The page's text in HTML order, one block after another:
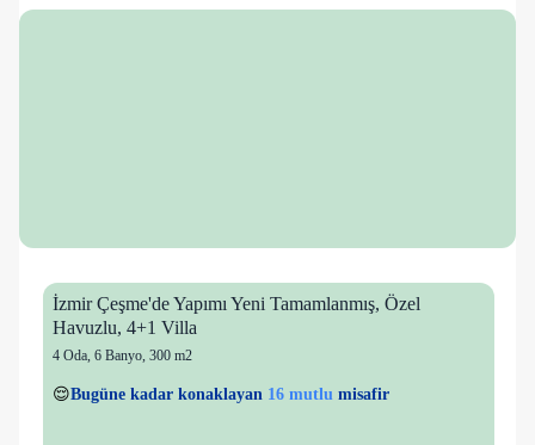
İzmir Çeşme'de Yapımı Yeni Tamamlanmış, Özel
Havuzlu, 4+1 Villa
4 Oda, 6 Banyo, 300 m2
👀Son 1 saatte46 kişigörüntüledi